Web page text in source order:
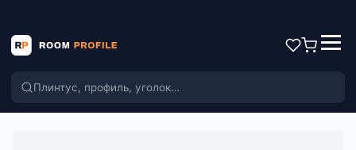
Поиск по каталогу